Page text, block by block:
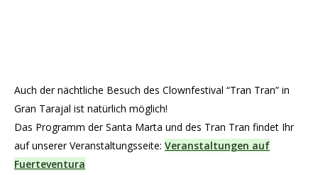
Auch der nächtliche Besuch des Clownfestival “Tran Tran” in
Gran Tarajal ist natürlich möglich!
Das Programm der Santa Marta und des Tran Tran findet Ihr
auf unserer Veranstaltungsseite: Veranstaltungen auf
Fuerteventura